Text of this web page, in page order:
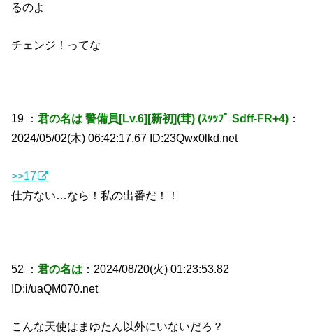
るのよ
チェンジ！ってな
19 ：君の名は 警備員[Lv.6][新初](茸) (ｽｯｯﾌﾟ Sdff-FR+4) ：
2024/05/02(木) 06:42:17.67 ID:23Qwx0lkd.net
>>17
仕方ない…なら！私の出番だ！！
52 ：君の名は ：2024/08/20(火) 01:23:53.82
ID:i/uaQM070.net
こんな天使はまゆたん以外にいないだろ？